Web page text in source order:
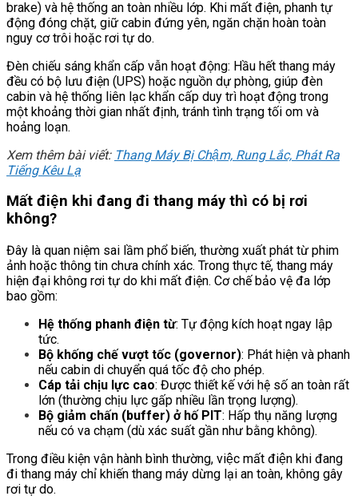
brake) và hệ thống an toàn nhiều lớp. Khi mất điện, phanh tự
động đóng chặt, giữ cabin đứng yên, ngăn chặn hoàn toàn
nguy cơ trôi hoặc rơi tự do.
Đèn chiếu sáng khẩn cấp vẫn hoạt động: Hầu hết thang máy
đều có bộ lưu điện (UPS) hoặc nguồn dự phòng, giúp đèn
cabin và hệ thống liên lạc khẩn cấp duy trì hoạt động trong
một khoảng thời gian nhất định, tránh tình trạng tối om và
hoảng loạn.
Xem thêm bài viết: Thang Máy Bị Chậm, Rung Lắc, Phát Ra
Tiếng Kêu Lạ
Mất điện khi đang đi thang máy thì có bị rơi
không?
Đây là quan niệm sai lầm phổ biến, thường xuất phát từ phim
ảnh hoặc thông tin chưa chính xác. Trong thực tế, thang máy
hiện đại không rơi tự do khi mất điện. Cơ chế bảo vệ đa lớp
bao gồm:
Hệ thống phanh điện từ: Tự động kích hoạt ngay lập
tức.
Bộ khống chế vượt tốc (governor): Phát hiện và phanh
nếu cabin di chuyển quá tốc độ cho phép.
Cáp tải chịu lực cao: Được thiết kế với hệ số an toàn rất
lớn (thường chịu lực gấp nhiều lần trọng lượng).
Bộ giảm chấn (buffer) ở hố PIT: Hấp thụ năng lượng
nếu có va chạm (dù xác suất gần như bằng không).
Trong điều kiện vận hành bình thường, việc mất điện khi đang
đi thang máy chỉ khiến thang máy dừng lại an toàn, không gây
rơi tự do.